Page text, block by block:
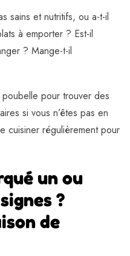
sains et nutritifs, ou a-t-il
à emporter ? Est-il
? Mange-t-il
pour trouver des
si vous n’êtes pas en
cuisiner régulièrement pour
un ou
?
de